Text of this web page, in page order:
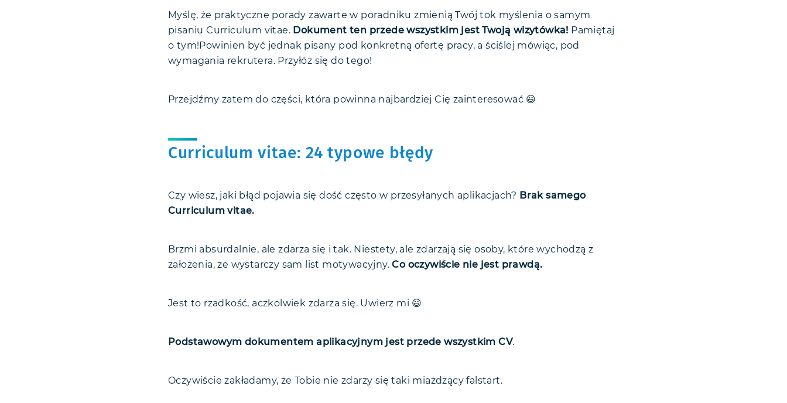
Myślę, że praktyczne porady zawarte w poradniku zmienią Twój tok myślenia o samym
pisaniu Curriculum vitae. Dokument ten przede wszystkim jest Twoją wizytówka! Pamiętaj
o tym!Powinien być jednak pisany pod konkretną ofertę pracy, a ściślej mówiąc, pod
wymagania rekrutera. Przyłóż się do tego!
Przejdźmy zatem do części, która powinna najbardziej Cię zainteresować 😃
Curriculum vitae: 24 typowe błędy
Czy wiesz, jaki błąd pojawia się dość często w przesyłanych aplikacjach?
Brak samego
Curriculum vitae.
Brzmi absurdalnie, ale zdarza się i tak. Niestety, ale zdarzają się osoby, które wychodzą z
założenia, że wystarczy sam list motywacyjny.Co oczywiście nie jest prawdą.
Jest to rzadkość, aczkolwiek zdarza się. Uwierz mi 😃
Podstawowym dokumentem aplikacyjnym jest przede wszystkim CV.
Oczywiście zakładamy, że Tobie nie zdarzy się taki miażdżący falstart.